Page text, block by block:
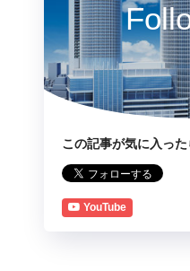
この記事が気に入っ
YouTube